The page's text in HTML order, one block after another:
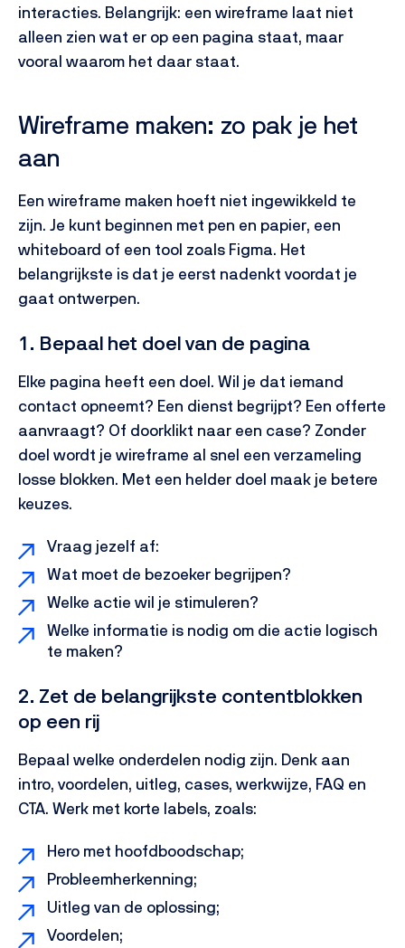
interacties. Belangrijk: een wireframe laat niet
alleen zien wat er op een pagina staat, maar
vooral waarom het daar staat.
Wireframe maken: zo pak je het
aan
Een wireframe maken hoeft niet ingewikkeld te
zijn. Je kunt beginnen met pen en papier, een
whiteboard of een tool zoals Figma. Het
belangrijkste is dat je eerst nadenkt voordat je
gaat ontwerpen.
1. Bepaal het doel van de pagina
Elke pagina heeft een doel. Wil je dat iemand
contact opneemt? Een dienst begrijpt? Een offerte
aanvraagt? Of doorklikt naar een case? Zonder
doel wordt je wireframe al snel een verzameling
losse blokken. Met een helder doel maak je betere
keuzes.
Vraag jezelf af:
Wat moet de bezoeker begrijpen?
Welke actie wil je stimuleren?
Welke informatie is nodig om die actie logisch
te maken?
2. Zet de belangrijkste contentblokken
op een rij
Bepaal welke onderdelen nodig zijn. Denk aan
intro, voordelen, uitleg, cases, werkwijze, FAQ en
CTA. Werk met korte labels, zoals:
Hero met hoofdboodschap;
Probleemherkenning;
Uitleg van de oplossing;
Voordelen;